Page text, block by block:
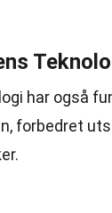
har også
forbedret